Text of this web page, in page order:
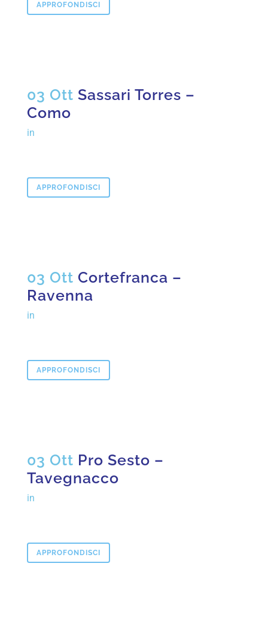
APPROFONDISCI
03 Ott Sassari Torres –
Como
in
APPROFONDISCI
03 Ott Cortefranca –
Ravenna
in
APPROFONDISCI
03 Ott Pro Sesto –
Tavegnacco
in
APPROFONDISCI